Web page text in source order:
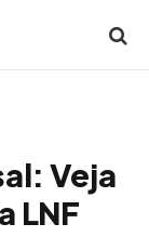
Veja
LNF